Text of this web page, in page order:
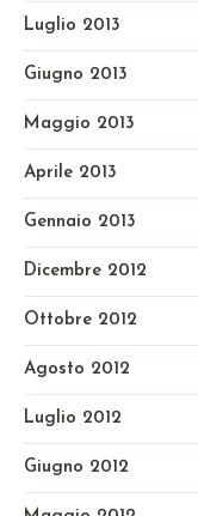
Luglio 2013
Giugno 2013
Maggio 2013
Aprile 2013
Gennaio 2013
Dicembre 2012
Ottobre 2012
Agosto 2012
Luglio 2012
Giugno 2012